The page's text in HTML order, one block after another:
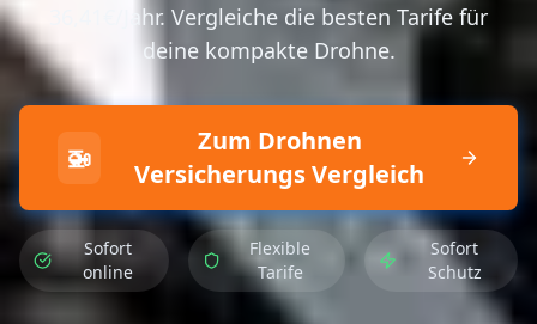
36,41€/Jahr. Vergleiche die besten Tarife für
deine kompakte Drohne.
🚁
Zum Drohnen
Versicherungs Vergleich
Sofort
online
Flexible
Tarife
Sofort
Schutz